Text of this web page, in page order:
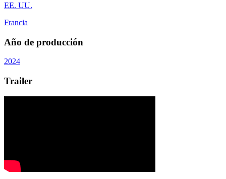
EE. UU.
Francia
Año de producción
2024
Trailer